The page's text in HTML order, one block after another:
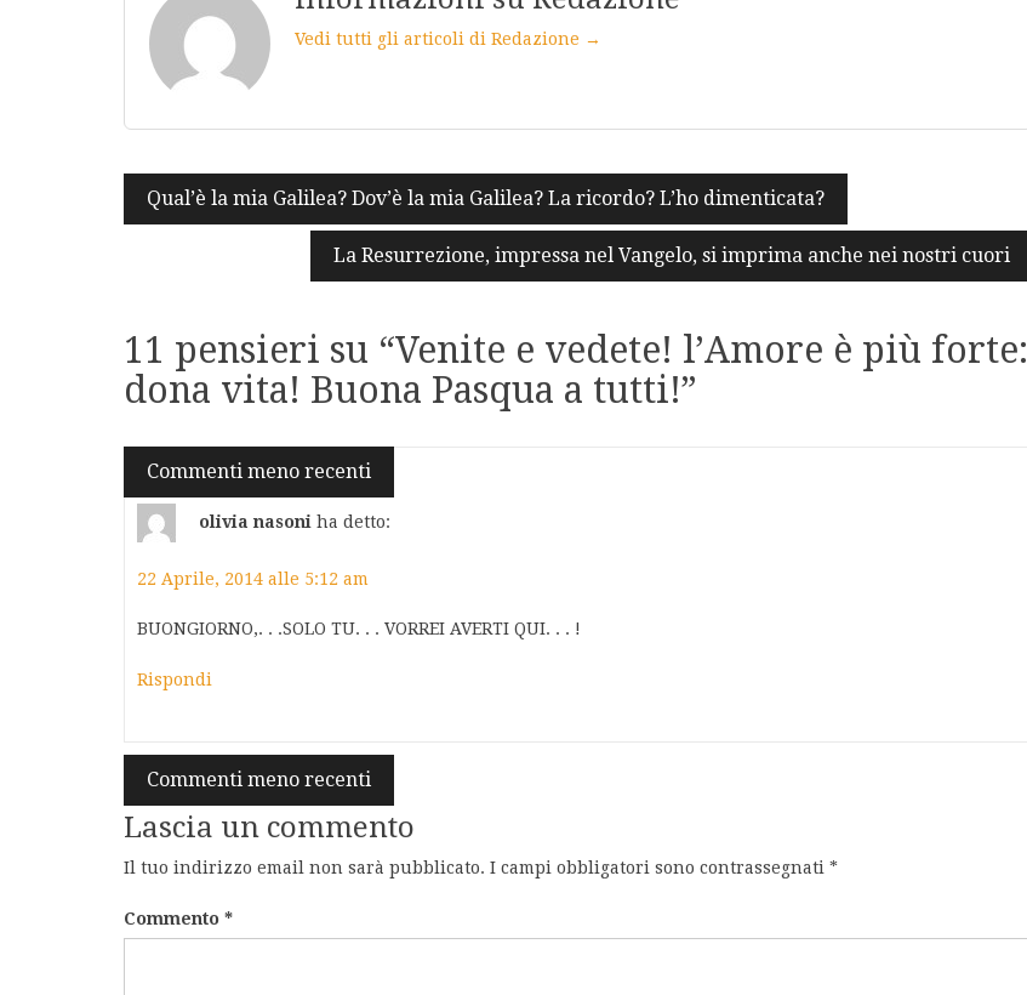
Vedi tutti gli articoli di Redazione →
Navigazione
articoli
Qual’è la mia Galilea? Dov’è la mia Galilea? La ricordo? L’ho dimenticata?
La Resurrezione, impressa nel Vangelo, si imprima anche nei nostri cuori
11 pensieri su “Venite e vedete! l’Amore è più forte:
dona vita! Buona Pasqua a tutti!”
Navigazione
commenti
Commenti meno recenti
olivia nasoni ha detto:
22 Aprile, 2014 alle 5:12 am
BUONGIORNO,. . .SOLO TU. . . VORREI AVERTI QUI. . . !
Rispondi
Navigazione
commenti
Commenti meno recenti
Lascia un commento
Il tuo indirizzo email non sarà pubblicato. I campi obbligatori sono contrassegnati *
Commento *